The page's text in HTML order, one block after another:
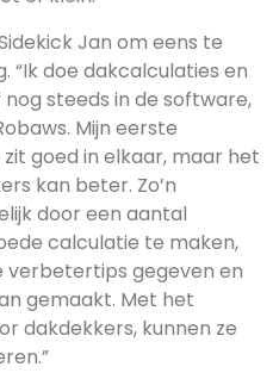
Jan om eens te
“Ik doe dakcalculaties en
steeds in de software,
Mijn eerste
goed in elkaar, maar het
kan beter. Zo’n
door een aantal
calculatie te maken,
verbetertips gegeven en
gemaakt. Met het
dakdekkers, kunnen ze